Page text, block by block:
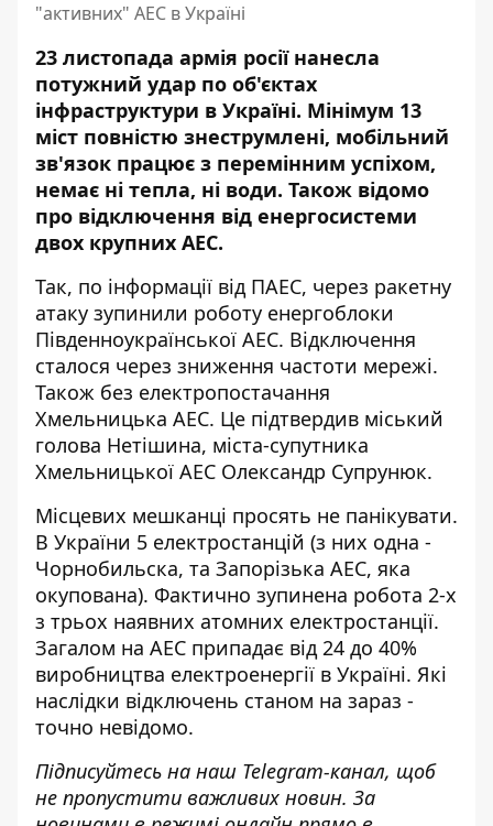
"активних" АЕС в Україні
23 листопада армія росії нанесла
потужний удар по об'єктах
інфраструктури в Україні. Мінімум 13
міст повністю знеструмлені, мобільний
зв'язок працює з перемінним успіхом,
немає ні тепла, ні води. Також відомо
про відключення від енергосистеми
двох крупних АЕС.
Так, по інформації від ПАЕС, через ракетну
атаку зупинили роботу енергоблоки
Південноукраїнської АЕС. Відключення
сталося через зниження частоти мережі.
Також без електропостачання
Хмельницька АЕС. Це підтвердив міський
голова Нетішина, міста-супутника
Хмельницької АЕС Олександр Супрунюк.
Місцевих мешканці просять не панікувати.
В України 5 електростанцій (з них одна -
Чорнобильска, та Запорізька АЕС, яка
окупована). Фактично зупинена робота 2-х
з трьох наявних атомних електростанції.
Загалом на АЕС припадає від 24 до 40%
виробництва електроенергії в Україні. Які
наслідки відключень станом на зараз -
точно невідомо.
Підписуйтесь на наш Telegram-канал, щоб
не пропустити важливих новин. За